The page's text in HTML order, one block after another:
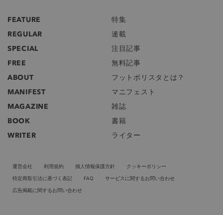
FEATURE
特集
REGULAR
連載
SPECIAL
注目記事
FREE
無料記事
ABOUT
フットボリスタとは？
MANIFEST
マニフェスト
MAGAZINE
雑誌
BOOK
書籍
WRITER
ライター
運営会社 利用規約 個人情報保護方針
クッキーポリシー
特定商取引法に基づく表記
FAQ
サービスに関するお問い合わせ
広告掲載に関するお問い合わせ